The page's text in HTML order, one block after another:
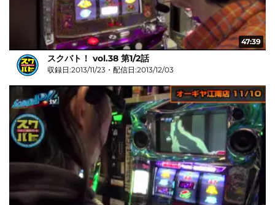
47:39
スクバト！ vol.38 第1/2話
収録日:2013/11/23・配信日:2013/12/03